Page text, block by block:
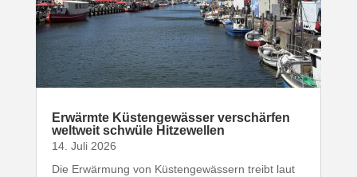
Erwärmte Küsten­ge­wässer verschärfen
weltweit schwüle Hitzewellen
14. Juli 2026
Die Erwärmung von Küsten­ge­wässern treibt laut